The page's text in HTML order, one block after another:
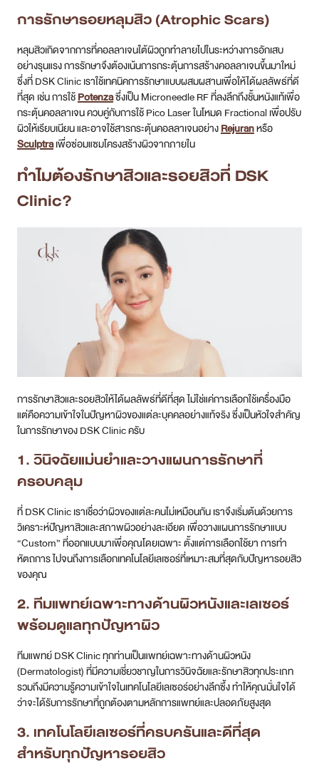
การรักษารอยหลุมสิว (Atrophic Scars)
หลุมสิวเกิดจากการที่คอลลาเจนใต้ผิวถูกทำลายไปในระหว่างการอักเสบ
อย่างรุนแรง การรักษาจึงต้องเน้นการกระตุ้นการสร้างคอลลาเจนขึ้นมาใหม่
ซึ่งที่ DSK Clinic เราใช้เทคนิคการรักษาแบบผสมผสานเพื่อให้ได้ผลลัพธ์ที่ดี
ที่สุด เช่น การใช้Potenzaซึ่งเป็น Microneedle RF ที่ลงลึกถึงชั้นหนังแท้เพื่อ
กระตุ้นคอลลาเจน ควบคู่กับการใช้ Pico Laser ในโหมด Fractional เพื่อปรับ
ผิวให้เรียบเนียน และอาจใช้สารกระตุ้นคอลลาเจนอย่างRejuranหรือ
Sculptraเพื่อซ่อมแซมโครงสร้างผิวจากภายใน
ทำไมต้องรักษาสิวและรอยสิวที่ DSK
Clinic?
การรักษาสิวและรอยสิวให้ได้ผลลัพธ์ที่ดีที่สุด ไม่ใช่แค่การเลือกใช้เครื่องมือ
แต่คือความเข้าใจในปัญหาผิวของแต่ละบุคคลอย่างแท้จริง ซึ่งเป็นหัวใจสำคัญ
ในการรักษาของ DSK Clinic ครับ
1. วินิจฉัยแม่นยำและวางแผนการรักษาที่
ครอบคลุม
ที่ DSK Clinic เราเชื่อว่าผิวของแต่ละคนไม่เหมือนกัน เราจึงเริ่มต้นด้วยการ
วิเคราะห์ปัญหาสิวและสภาพผิวอย่างละเอียด เพื่อวางแผนการรักษาแบบ
“Custom” ที่ออกแบบมาเพื่อคุณโดยเฉพาะ ตั้งแต่การเลือกใช้ยา การทำ
หัตถการ ไปจนถึงการเลือกเทคโนโลยีเลเซอร์ที่เหมาะสมที่สุดกับปัญหารอยสิว
ของคุณ
2. ทีมแพทย์เฉพาะทางด้านผิวหนังและเลเซอร์
พร้อมดูแลทุกปัญหาผิว
ทีมแพทย์ DSK Clinic ทุกท่านเป็นแพทย์เฉพาะทางด้านผิวหนัง
(Dermatologist) ที่มีความเชี่ยวชาญในการวินิจฉัยและรักษาสิวทุกประเภท
รวมถึงมีความรู้ความเข้าใจในเทคโนโลยีเลเซอร์อย่างลึกซึ้ง ทำให้คุณมั่นใจได้
ว่าจะได้รับการรักษาที่ถูกต้องตามหลักการแพทย์และปลอดภัยสูงสุด
3. เทคโนโลยีเลเซอร์ที่ครบครันและดีที่สุด
สำหรับทุกปัญหารอยสิว